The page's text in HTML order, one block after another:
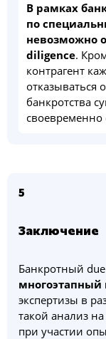
В рамках
по
невозможно
diligence.
контрагент
отказываться
банкротства
своевременно
5
Заключение
Банкротный
многоэтапный
экспертизы в
такой анализ
при участии